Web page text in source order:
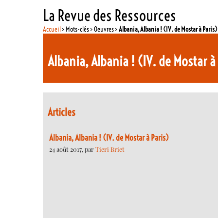
La Revue des Ressources
Accueil> Mots-clés > Oeuvres >Albania, Albania ! (IV. de Mostar à Paris)
Albania, Albania ! (IV. de Mostar
Articles
Albania, Albania ! (IV. de Mostar à Paris)
24 août 2017, parTieri Briet